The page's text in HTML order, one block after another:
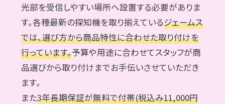
光部を受信しやすい場所へ設置する必要がありま
す。各種最新の探知機を取り揃えているジェームス
では、選び方から商品特性に合わせた取り付けを
行っています。予算や用途に合わせてスタッフが商
品選びから取り付けまでお手伝いさせていただき
ます。
また3年長期保証が無料で付帯(税込み11,000円